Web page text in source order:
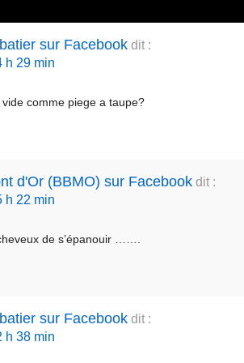
sur Facebook dit :
h 29 min
comme piege a taupe?
d'Or (BBMO) sur Facebook dit :
h 22 min
de s’épanouir …….
sur Facebook dit :
h 38 min